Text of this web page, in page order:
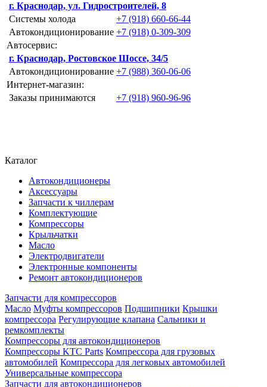
г. Краснодар, ул. Гидростроителей, 8
Системы холода
+7 (918) 660-66-44
Автокондиционирование +7 (918) 0-309-309
Автосервис:
г. Краснодар, Ростовское Шоссе, 34/5
Автокондиционирование +7 (988) 360-06-06
Интернет-магазин:
Заказы принимаются
+7 (918) 960-96-96
Каталог
Автокондиционеры
Аксессуары
Запчасти к чиллерам
Комплектующие
Компрессоры
Крыльчатки
Масло
Электродвигатели
Электронные компоненты
Ремонт автокондиционеров
Запчасти для компрессоров
Масло Муфты компрессоров Подшипники Крышки
компрессора Регулирующие клапана Сальники и
ремкомплекты
Компрессоры для автокондиционеров
Компрессоры KTC Parts Компрессора для грузовых
автомобилей Компрессора для легковых автомобилей
Универсальные компрессора
Запчасти для автокондиционеров